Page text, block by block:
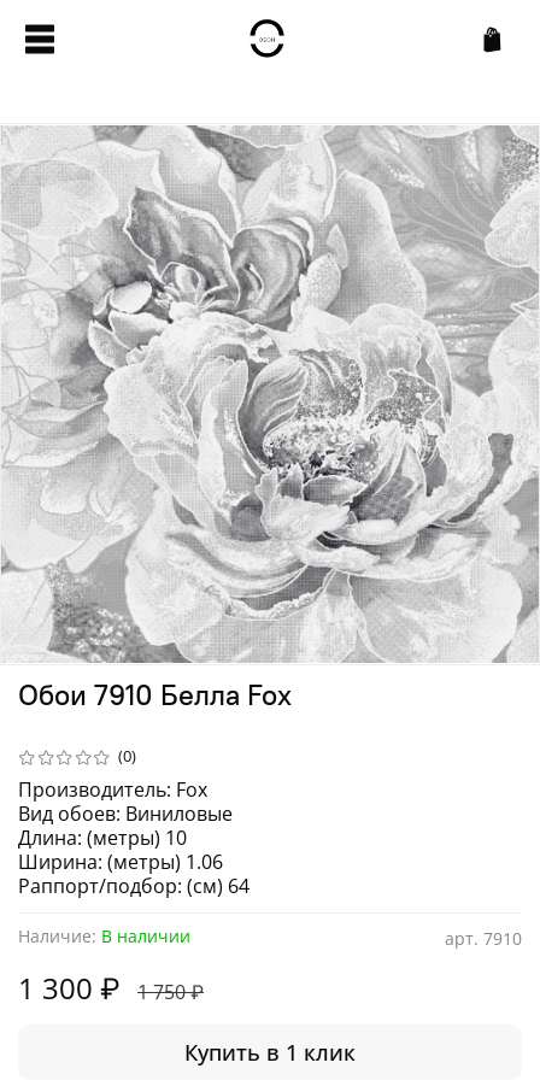
(0)
арт. 7910
Наличие: В наличии
Обои 7910 Белла Fox
1 300 ₽ 1 750 ₽
Купить в 1 клик
Производитель: Fox
Вид обоев: Виниловые
Длина: (метры) 10
Ширина: (метры) 1.06
Раппорт/подбор: (см) 64